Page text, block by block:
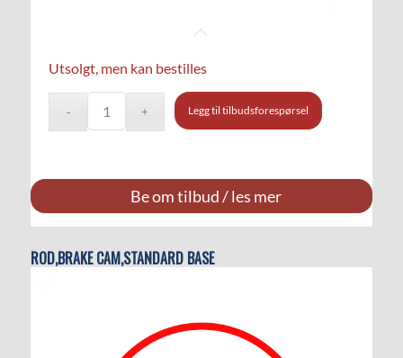
Utsolgt, men kan bestilles
Legg til tilbudsforespørsel
Be om tilbud / les mer
ROD,BRAKE CAM,STANDARD BASE